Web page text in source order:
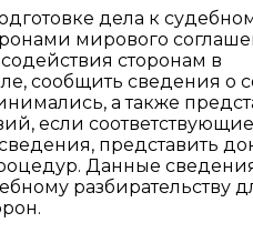
дела к
мирового
сторонам в
сообщить сведения о
а также
если
представить
Данные
разбирательству